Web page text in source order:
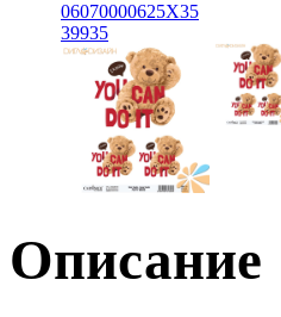
06070000625X35
39935
Описание